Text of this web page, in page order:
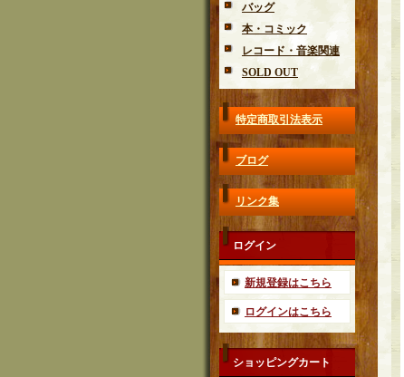
バッグ
本・コミック
レコード・音楽関連
SOLD OUT
特定商取引法表示
ブログ
リンク集
ログイン
新規登録はこちら
ログインはこちら
ショッピングカート